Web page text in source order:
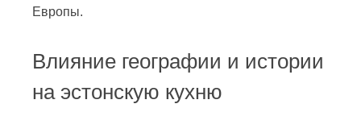
Европы.
Влияние географии и истории
на эстонскую кухню